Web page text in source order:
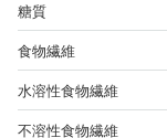
糖質
食物繊維
水溶性食物繊維
不溶性食物繊維